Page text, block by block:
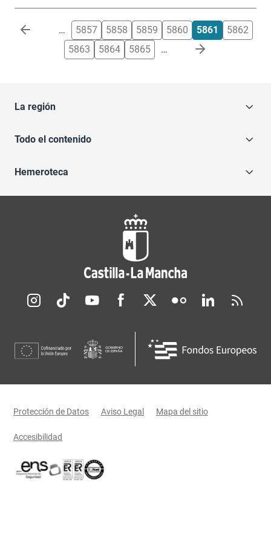
Paginación … 5857 5858 5859 5860 5861
5862
5863
5864 5865 …
La región
Todo el contenido
Hemeroteca
Redes sociales JCCM
Menú legal
Protección de Datos Aviso Legal Mapa del sitio
Accesibilidad